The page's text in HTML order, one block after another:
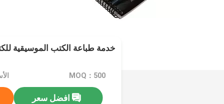
خدمة طباعة الكتب الموسيقية
MOQ：500
افضل سعر